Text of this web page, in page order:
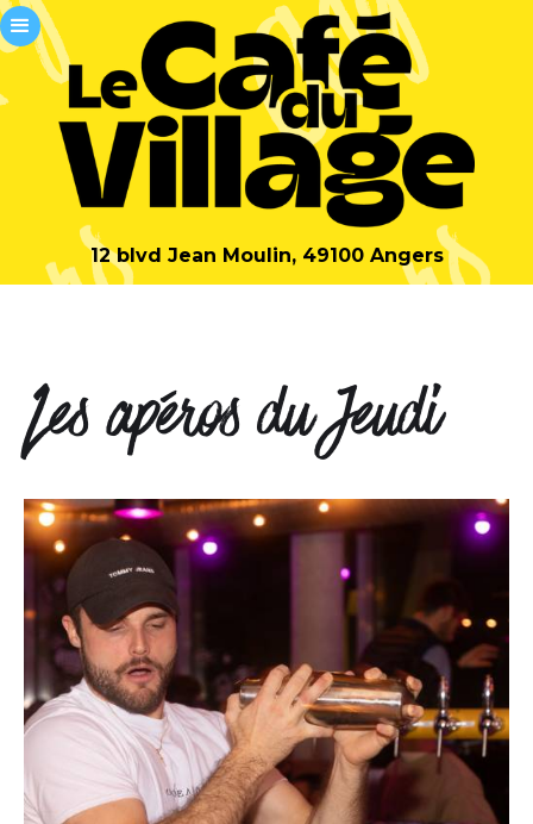
12 blvd Jean Moulin, 49100 Angers
Les apéros du Jeudi